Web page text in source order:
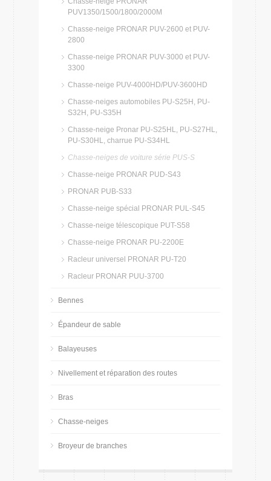
PUV1350/1500/1800/2000M
Chasse-neige PRONAR PUV-2600 et PUV-
2800
Chasse-neige PRONAR PUV-3000 et PUV-
3300
Chasse-neige PUV-4000HD/PUV-3600HD
Chasse-neiges automobiles PU-S25H, PU-
S32H, PU-S35H
Chasse-neige Pronar PU-S25HL, PU-S27HL,
PU-S30HL, charrue PU-S34HL
Chasse-neiges de voiture série PUS-S
Chasse-neige PRONAR PUD-S43
PRONAR PUB-S33
Chasse-neige spécial PRONAR PUL-S45
Chasse-neige télescopique PUT-S58
Chasse-neige PRONAR PU-2200E
Racleur universel PRONAR PU-T20
Racleur PRONAR PUU-3700
Bennes
Épandeur de sable
Balayeuses
Nivellement et réparation des routes
Bras
Chasse-neiges
Broyeur de branches